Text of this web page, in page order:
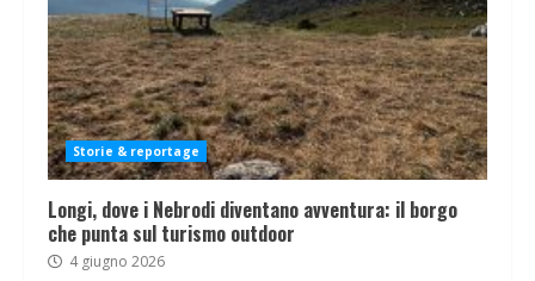
Storie & reportage
Longi, dove i Nebrodi diventano avventura: il borgo
che punta sul turismo outdoor
4 giugno 2026